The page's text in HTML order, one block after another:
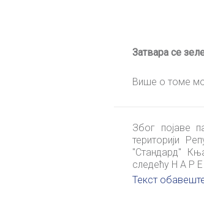
Затвара се
Више о томе
Због појаве
територији
"Стандард"
следећу Н А Р
Текст